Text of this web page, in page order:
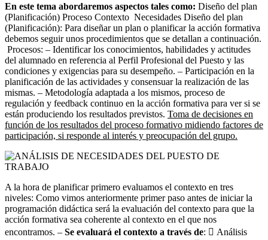
En este tema abordaremos aspectos tales como: Diseño del plan
(Planificación) Proceso Contexto Necesidades Diseño del plan
(Planificación): Para diseñar un plan o planificar la acción formativa
debemos seguir unos procedimientos que se detallan a continuación.
Procesos: – Identificar los conocimientos, habilidades y actitudes
del alumnado en referencia al Perfil Profesional del Puesto y las
condiciones y exigencias para su desempeño. – Participación en la
planificación de las actividades y consensuar la realización de las
mismas. – Metodología adaptada a los mismos, proceso de
regulación y feedback continuo en la acción formativa para ver si se
están produciendo los resultados previstos. Toma de decisiones en
función de los resultados del proceso formativo midiendo factores de
participación, si responde al interés y preocupación del grupo.
A la hora de planificar primero evaluamos el contexto en tres
niveles: Como vimos anteriormente primer paso antes de iniciar la
programación didáctica será la evaluación del contexto para que la
acción formativa sea coherente al contexto en el que nos
encontramos. – Se evaluará el contexto a través de:  Análisis